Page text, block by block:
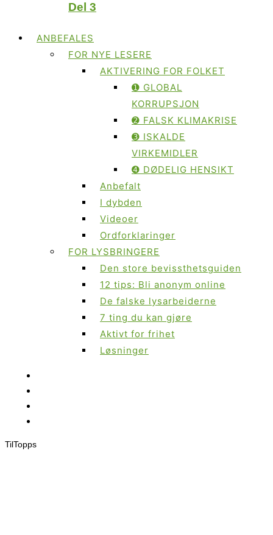
Del 3
ANBEFALES
FOR NYE LESERE
AKTIVERING FOR FOLKET
➊ GLOBAL
KORRUPSJON
➋ FALSK KLIMAKRISE
➌ ISKALDE
VIRKEMIDLER
➍ DØDELIG HENSIKT
Anbefalt
I dybden
Videoer
Ordforklaringer
FOR LYSBRINGERE
Den store bevissthetsguiden
12 tips: Bli anonym online
De falske lysarbeiderne
7 ting du kan gjøre
Aktivt for frihet
Løsninger
TilTopps